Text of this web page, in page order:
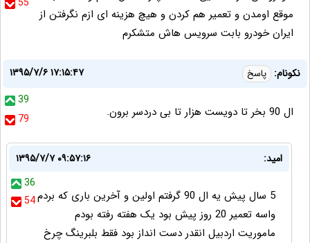
موقع اومدن و تعمیر هم کردن و هیچ هزینه ای ازم نگرفتن از
ایران خودرو بابت سرویس هاش متشکرم
نکونام: پاسخ
۱۳۹۵/۷/۶ ۱۷:۱۵:۴۷
39
79
ال 90 بخر تا دویست هزار تا بی دردسر برون.
امید:
۱۳۹۵/۷/۷ ۰۹:۵۷:۱۶
36
545 سال پیش یه ال 90 گرفتم اولین و آخرین باری که بردم
واسه تعمیر 20 روز پیش بود یک هفته رفته بودم
ماموریت اردبیل انقدر دست انداز بود فقط بلبرینگ چرخ